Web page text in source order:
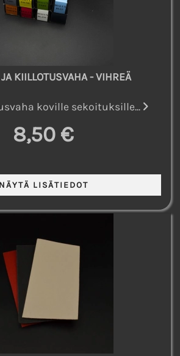
KIILLOTUSVAHA - VIHREÄ
koville sekoituksille...
8,50 €